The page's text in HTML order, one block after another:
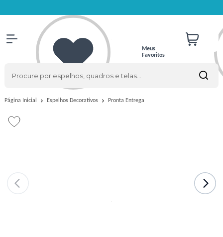
Meus
Favoritos
Página Inicial Espelhos Decorativos Pronta Entrega